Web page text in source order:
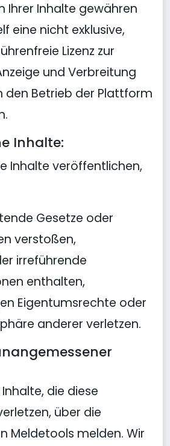
Ihrer Inhalte gewähren
eine nicht exklusive,
Lizenz zur
und Verbreitung
den Betrieb der Plattform
Inhalte:
Inhalte veröffentlichen,
Gesetze oder
verstoßen,
irreführende
enthalten,
Eigentumsrechte oder
anderer verletzen.
die diese
über die
Meldetools melden. Wir